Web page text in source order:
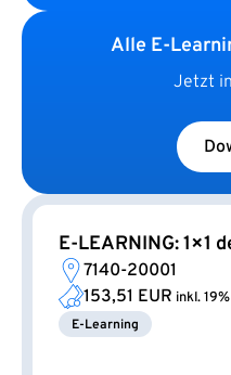
E-LEARNING: 1×1
7140-20001
153,51 EUR inkl.
E-Learning
Alle E-
Jetzt